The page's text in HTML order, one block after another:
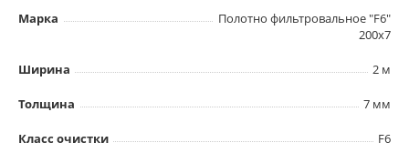
Марка
Полотно фильтровальное "F6"
200x7
Ширина 2 м
Толщина 7 мм
Класс очистки F6